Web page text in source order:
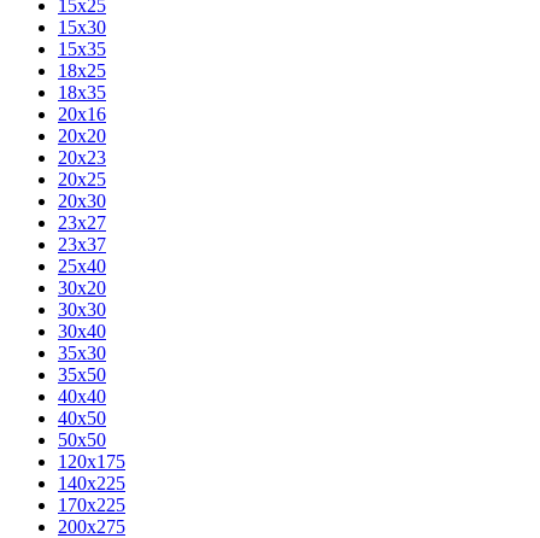
15x25
15x30
15x35
18x25
18x35
20x16
20x20
20x23
20x25
20x30
23x27
23x37
25x40
30x20
30x30
30x40
35x30
35x50
40x40
40x50
50x50
120х175
140х225
170х225
200х275